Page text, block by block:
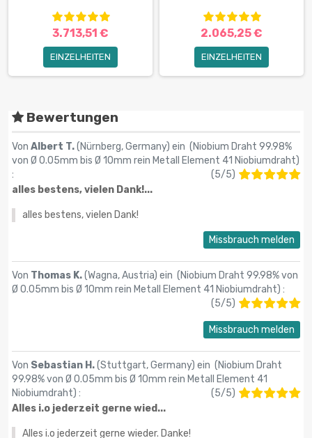
3.713,51 €
EINZELHEITEN
2.065,25 €
EINZELHEITEN
Bewertungen
Von Albert T.(Nürnberg, Germany) ein (Niobium Draht 99.98%
von Ø 0.05mm bis Ø 10mm rein Metall Element 41 Niobiumdraht)
:
(5/5)
alles bestens, vielen Dank!...
alles bestens, vielen Dank!
Missbrauch melden
Von Thomas K.(Wagna, Austria) ein (Niobium Draht 99.98% von
Ø 0.05mm bis Ø 10mm rein Metall Element 41 Niobiumdraht) :
(5/5)
Missbrauch melden
Von Sebastian H.(Stuttgart, Germany) ein (Niobium Draht
99.98% von Ø 0.05mm bis Ø 10mm rein Metall Element 41
Niobiumdraht) : (5/5)
Alles i.o jederzeit gerne wied...
Alles i.o jederzeit gerne wieder. Danke!